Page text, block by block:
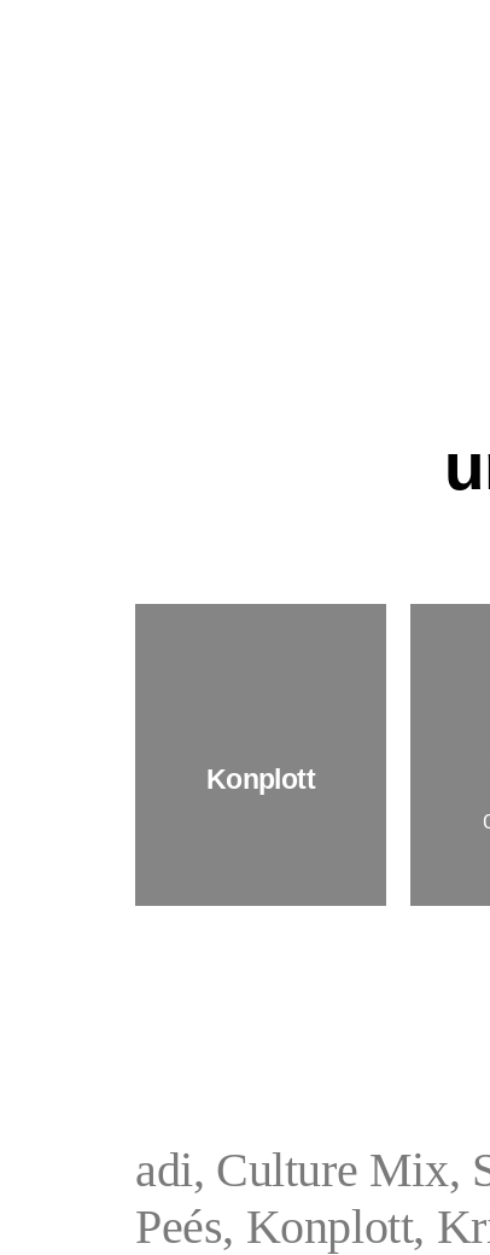
Konplott
adi, Culture Mix,
Peés, Konplott,